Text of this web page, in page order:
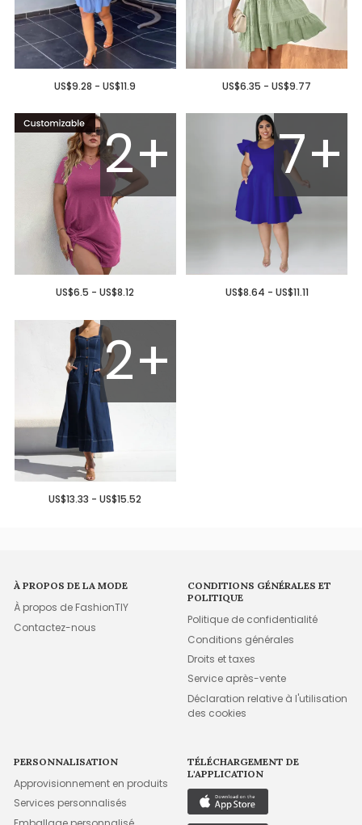
US$9.28 - US$11.9 US$6.35 - US$9.77
2+
US$6.5 - US$8.12
7+
US$8.64 - US$11.11
2+
US$13.33 - US$15.52
À PROPOS DE LA MODE
À propos de FashionTIY
Contactez-nous
CONDITIONS GÉNÉRALES ET
POLITIQUE
Politique de confidentialité
Conditions générales
Droits et taxes
Service après-vente
Déclaration relative à l'utilisation
des cookies
PERSONNALISATION
Approvisionnement en produits
Services personnalisés
TÉLÉCHARGEMENT DE
L'APPLICATION